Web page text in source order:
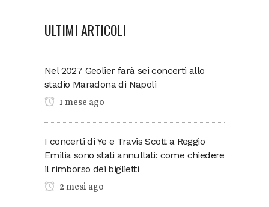
ULTIMI ARTICOLI
Nel 2027 Geolier farà sei concerti allo
stadio Maradona di Napoli
1 mese ago
I concerti di Ye e Travis Scott a Reggio
Emilia sono stati annullati: come chiedere
il rimborso dei biglietti
2 mesi ago